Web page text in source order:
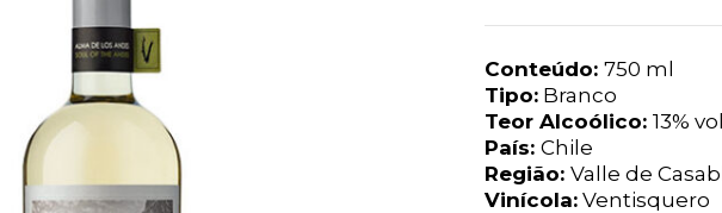
Conteúdo:750 ml
Tipo: Branco
Teor Alcoólico:13%
País:Chile
Região:Valle de
Vinícola: Ventisquero